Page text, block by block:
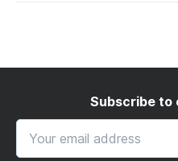
Subscribe to